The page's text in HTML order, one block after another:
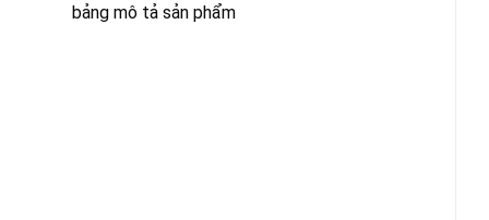
bảng mô tả sản phẩm